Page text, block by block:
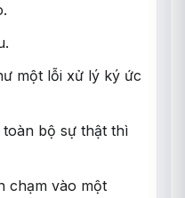
một lỗi xử lý ký ức
bộ sự thật thì
chạm vào một